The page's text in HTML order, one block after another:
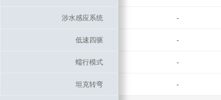
涉水感应系统 -
低速四驱 -
蠕行模式 -
坦克转弯 -
涉水感应系统
低速四驱
蠕行模式
坦克转弯